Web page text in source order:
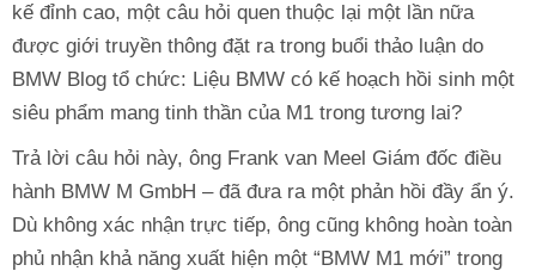
kế đỉnh cao, một câu hỏi quen thuộc lại một lần nữa
được giới truyền thông đặt ra trong buổi thảo luận do
BMW Blog tổ chức: Liệu BMW có kế hoạch hồi sinh một
siêu phẩm mang tinh thần của M1 trong tương lai?
Trả lời câu hỏi này, ông Frank van Meel Giám đốc điều
hành BMW M GmbH – đã đưa ra một phản hồi đầy ẩn ý.
Dù không xác nhận trực tiếp, ông cũng không hoàn toàn
phủ nhận khả năng xuất hiện một “BMW M1 mới” trong